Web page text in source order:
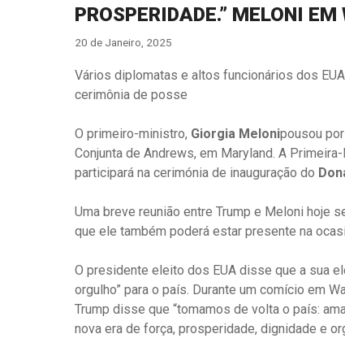
PROSPERIDADE.” MELONI
20 de Janeiro, 2025
Vários diplomatas e altos funcionários dos
cerimônia de posse
O primeiro-ministro, Giorgia Melonipousou
Conjunta de Andrews, em Maryland. A
participará na cerimónia de inauguração do
Uma breve reunião entre Trump e Meloni hoje
que ele também poderá estar presente na
O presidente eleito dos EUA disse que a sua
orgulho” para o país. Durante um comício em
Trump disse que “tomamos de volta o país:
nova era de força, prosperidade, dignidade e